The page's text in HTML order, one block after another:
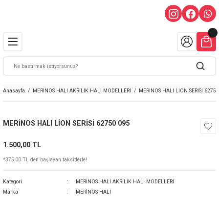
Anasayfa MERİNOS HALI AKRİLİK HALI MODELLERİ MERİNOS HALI LİON SERİSİ
MERİNOS HALI LİON SERİSİ 62750 095
1.500,00 TL
*375,00 TL den başlayan taksitlerle!
Kategori
MERİNOS HALI AKRİLİK HALI MODELLERİ
Marka
MERİNOS HALI